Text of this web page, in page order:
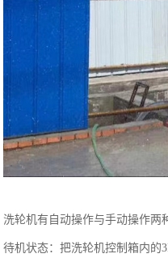
洗轮机有自动操作与手动操作两
待机状态：把洗轮机控制箱内的